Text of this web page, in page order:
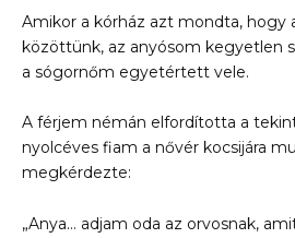
Amikor a kórház azt mondta, hogy
közöttünk, az anyósom kegyetlen
a sógornőm egyetértett vele.
A férjem némán elfordította a
nyolcéves fiam a nővér kocsijára
megkérdezte:
„Anya… adjam oda az orvosnak,